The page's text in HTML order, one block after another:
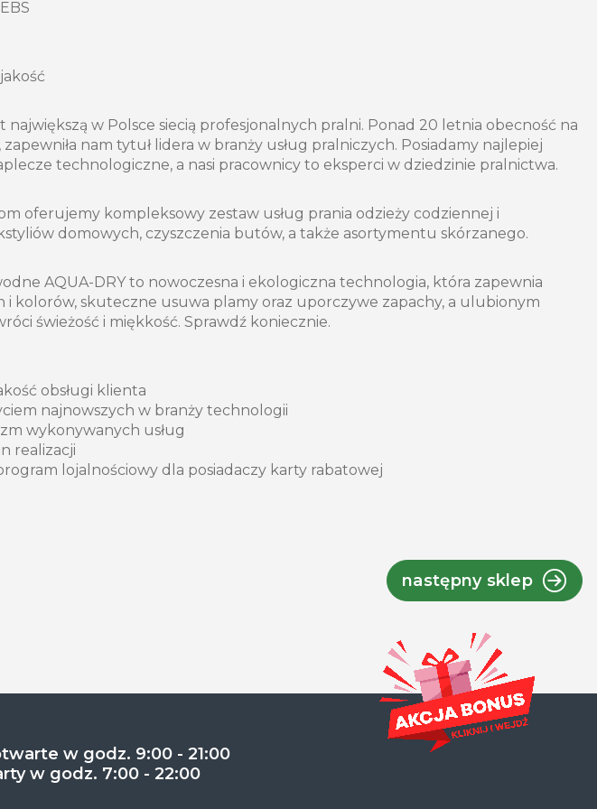
największą w Polsce siecią profesjonalnych pralni. Ponad 20 letnia obecność na
nam tytuł lidera w branży usług pralniczych. Posiadamy najlepiej
technologiczne, a nasi pracownicy to eksperci w dziedzinie pralnictwa.
oferujemy kompleksowy zestaw usług prania odzieży codziennej i
domowych, czyszczenia butów, a także asortymentu skórzanego.
AQUA-DRY to nowoczesna i ekologiczna technologia, która zapewnia
i kolorów, skuteczne usuwa plamy oraz uporczywe zapachy, a ulubionym
świeżość i miękkość. Sprawdź koniecznie.
obsługi klienta
najnowszych w branży technologii
wykonywanych usług
realizacji
lojalnościowy dla posiadaczy karty rabatowej
następny sklep
w godz. 9:00 - 21:00
w godz. 7:00 - 22:00